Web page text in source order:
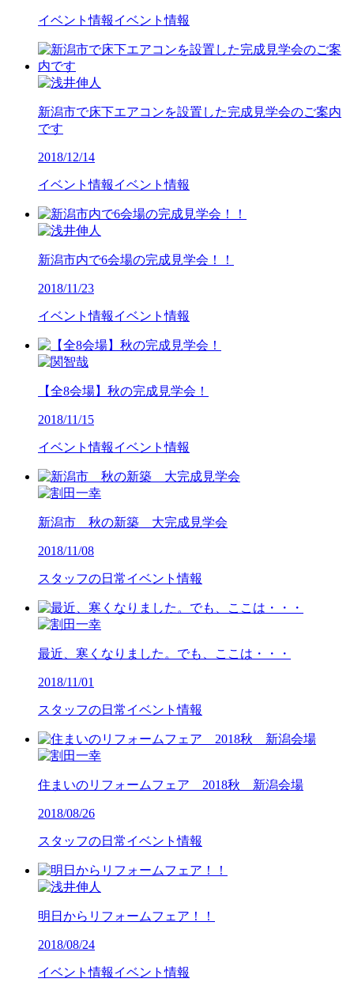
イベント情報イベント情報
新潟市で床下エアコンを設置した完成見学会のご案内
です
2018/12/14
イベント情報イベント情報
新潟市内で6会場の完成見学会！！
2018/11/23
イベント情報イベント情報
【全8会場】秋の完成見学会！
2018/11/15
イベント情報イベント情報
新潟市 秋の新築 大完成見学会
2018/11/08
スタッフの日常イベント情報
最近、寒くなりました。でも、ここは・・・
2018/11/01
スタッフの日常イベント情報
住まいのリフォームフェア 2018秋 新潟会場
2018/08/26
スタッフの日常イベント情報
明日からリフォームフェア！！
2018/08/24
イベント情報イベント情報